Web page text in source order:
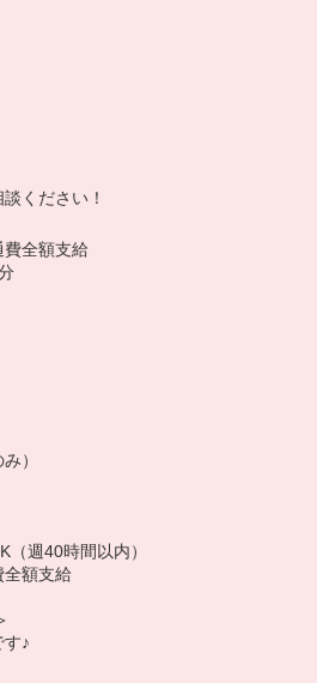
数！
ッフが丁寧に教えますのでご安心くださ
ください！
全額支給
）
週40時間以内）
額支給
♪